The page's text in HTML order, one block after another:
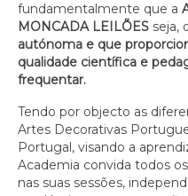
fundamentalmente que a
MONCADA LEILÕES seja,
autónoma e que
qualidade científica e
frequentar.
Tendo por objecto as
Artes Decorativas
Portugal, visando a
Academia convida todos
nas suas sessões,